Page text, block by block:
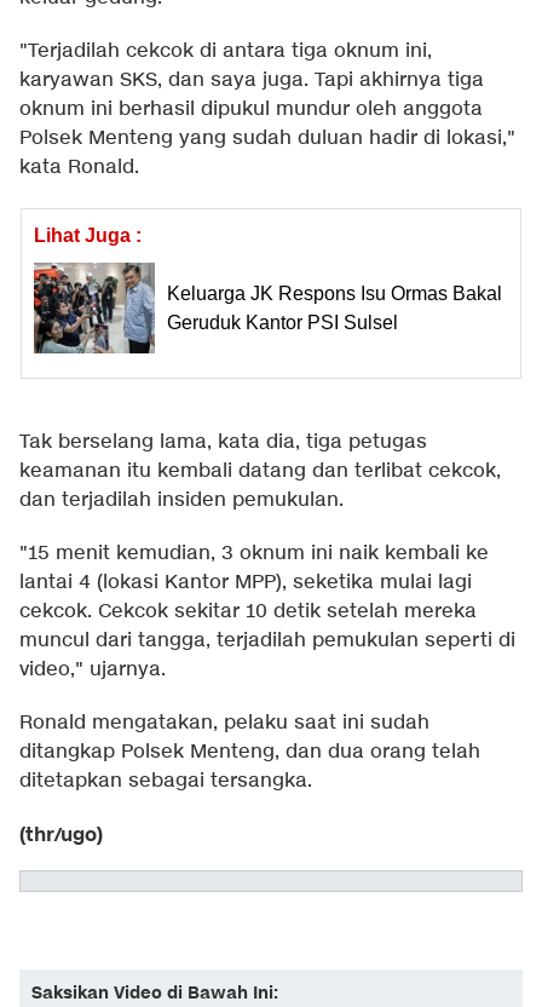
"Terjadilah cekcok di antara tiga oknum ini,
karyawan SKS, dan saya juga. Tapi akhirnya tiga
oknum ini berhasil dipukul mundur oleh anggota
Polsek Menteng yang sudah duluan hadir di lokasi,"
kata Ronald.
Lihat Juga :
Keluarga JK Respons Isu Ormas Bakal
Geruduk Kantor PSI Sulsel
Tak berselang lama, kata dia, tiga petugas
keamanan itu kembali datang dan terlibat cekcok,
dan terjadilah insiden pemukulan.
"15 menit kemudian, 3 oknum ini naik kembali ke
lantai 4 (lokasi Kantor MPP), seketika mulai lagi
cekcok. Cekcok sekitar 10 detik setelah mereka
muncul dari tangga, terjadilah pemukulan seperti di
video," ujarnya.
Ronald mengatakan, pelaku saat ini sudah
ditangkap Polsek Menteng, dan dua orang telah
ditetapkan sebagai tersangka.
(thr/ugo)
Saksikan Video di Bawah Ini: